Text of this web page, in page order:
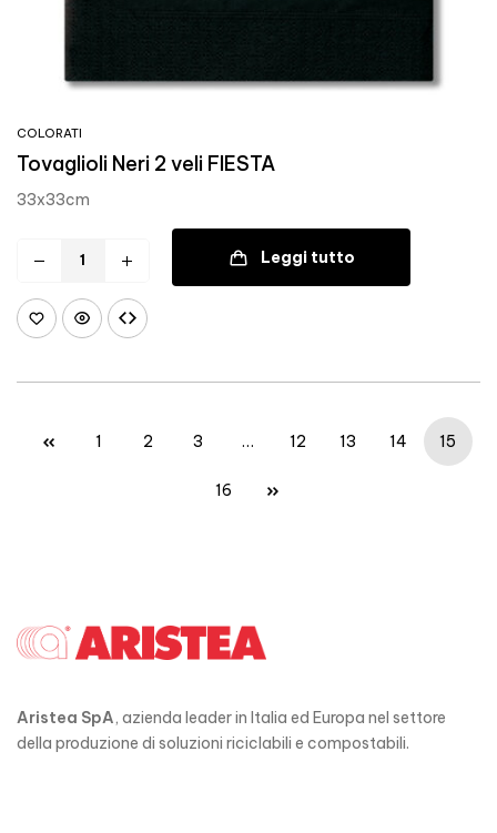
COLORATI
Tovaglioli Neri 2 veli FIESTA
33x33cm
Leggi tutto
1 2 3 … 12 13 14 15
16
Aristea SpA, azienda leader in Italia ed Europa nel settore
della produzione di soluzioni riciclabili e compostabili.